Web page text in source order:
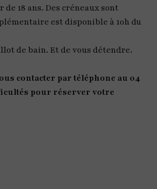
18 ans. Des créneaux sont
est disponible à 10h du
de bain. Et de vous détendre.
contacter par téléphone au 04
pour réserver votre